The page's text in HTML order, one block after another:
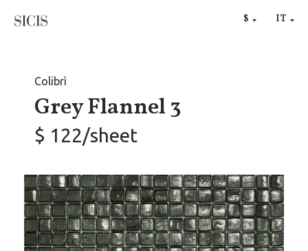
$€ IT
RU
Colibrì
Grey Flannel 3
$ 122/sheet